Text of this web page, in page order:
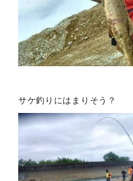
サケ釣りにはまりそう？